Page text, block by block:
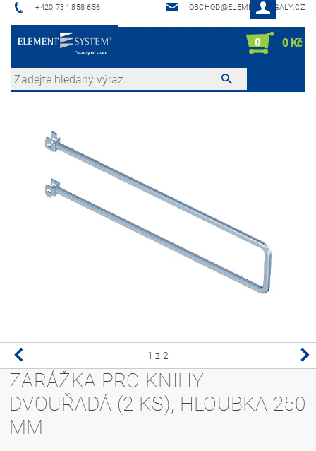
+420 734 858 656 OBCHOD@ELEMENTREGALY.CZ
0 0 Kč
1 z 2
ZARÁŽKA PRO KNIHY
DVOUŘADÁ (2 KS), HLOUBKA 250
MM